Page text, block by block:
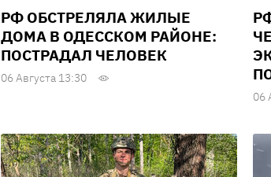
РФ ОБСТРЕЛЯЛА ЖИЛЫЕ
ДОМА В ОДЕССКОМ РАЙОНЕ:
ПОСТРАДАЛ ЧЕЛОВЕК
06 Августа 13:30
06